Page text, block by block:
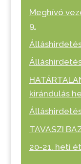
Meghívó
9.
kirándulás
TAVASZI
20-21. heti